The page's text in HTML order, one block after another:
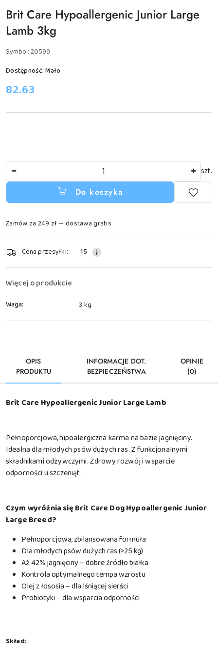
Brit Care Hypoallergenic Junior Large
Lamb 3kg
Symbol:20599
Dostępność:Mało
cena:
82.63
szt.
Do koszyka
Zamów za 249 zł — dostawa gratis
Dostępność
i
dostawa
Cena przesyłki: 15
Więcej o produkcie
Waga: 3 kg
OPIS
PRODUKTU
INFORMACJE DOT.
BEZPIECZEŃSTWA
OPINIE
(0)
Brit Care Hypoallergenic Junior Large Lamb
Pełnoporcjowa, hipoalergiczna karma na bazie jagnięciny.
Idealna dla młodych psów dużych ras. Z funkcjonalnymi
składnikami odżywczymi. Zdrowy rozwój i wsparcie
odporności u szczeniąt.
Czym wyróżnia się Brit Care Dog Hypoallergenic Junior
Large Breed?
Pełnoporcjowa, zbilansowana formuła
Dla młodych psów dużych ras (>25 kg)
Aż 42% jagnięciny – dobre źródło białka
Kontrola optymalnego tempa wzrostu
Olej z łososia – dla lśniącej sierści
Probiotyki – dla wsparcia odporności
Skład: